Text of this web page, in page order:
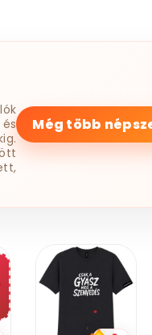
Még több